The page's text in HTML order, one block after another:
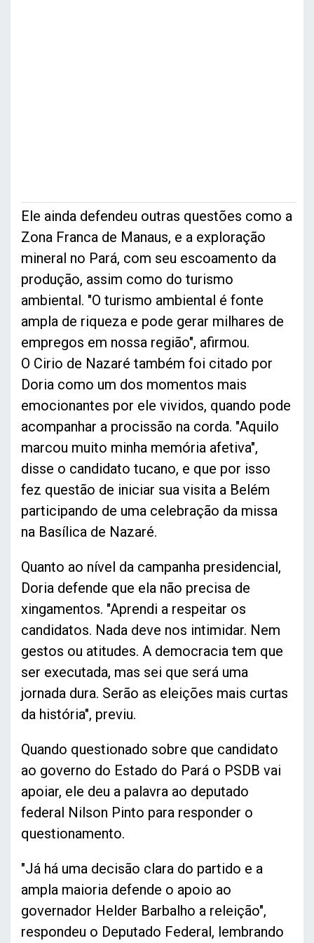
Ele ainda defendeu outras questões como a
Zona Franca de Manaus, e a exploração
mineral no Pará, com seu escoamento da
produção, assim como do turismo
ambiental. "O turismo ambiental é fonte
ampla de riqueza e pode gerar milhares de
empregos em nossa região", afirmou.
O Cirio de Nazaré também foi citado por
Doria como um dos momentos mais
emocionantes por ele vividos, quando pode
acompanhar a procissão na corda. "Aquilo
marcou muito minha memória afetiva",
disse o candidato tucano, e que por isso
fez questão de iniciar sua visita a Belém
participando de uma celebração da missa
na Basílica de Nazaré.
Quanto ao nível da campanha presidencial,
Doria defende que ela não precisa de
xingamentos. "Aprendi a respeitar os
candidatos. Nada deve nos intimidar. Nem
gestos ou atitudes. A democracia tem que
ser executada, mas sei que será uma
jornada dura. Serão as eleições mais curtas
da história", previu.
Quando questionado sobre que candidato
ao governo do Estado do Pará o PSDB vai
apoiar, ele deu a palavra ao deputado
federal Nilson Pinto para responder o
questionamento.
"Já há uma decisão clara do partido e a
ampla maioria defende o apoio ao
governador Helder Barbalho a releição",
respondeu o Deputado Federal, lembrando